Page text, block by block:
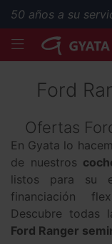
años a su servicio
MENÚ
Ford
Ofertas
En Gyata lo
de nuestros
listos para su
financiación
Descubre todas
Ford Ranger